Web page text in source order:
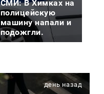
СМИ: В Химках на
полицейскую
машину напали и
подожгли.
день назад